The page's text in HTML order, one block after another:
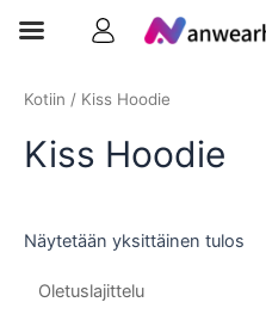
Kotiin / Kiss Hoodie
Kiss Hoodie
Näytetään yksittäinen tulos